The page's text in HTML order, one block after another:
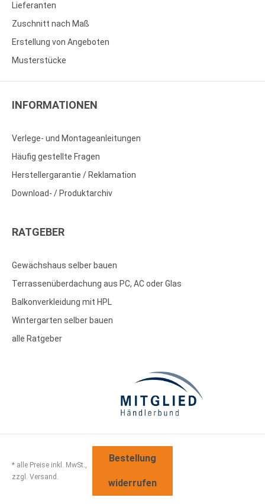
Lieferanten
Zuschnitt nach Maß
Erstellung von Angeboten
Musterstücke
INFORMATIONEN
Verlege- und Montageanleitungen
Häufig gestellte Fragen
Herstellergarantie / Reklamation
Download- / Produktarchiv
RATGEBER
Gewächshaus selber bauen
Terrassenüberdachung aus PC, AC oder Glas
Balkonverkleidung mit HPL
Wintergarten selber bauen
alle Ratgeber
* alle Preise inkl. MwSt.,
zzgl. Versand.
Bestellung
widerrufen